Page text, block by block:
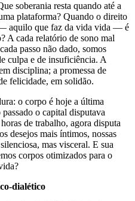
soberania resta quando até a
plataforma? Quando o direito
aquilo que faz da vida vida — é
A cada relatório de sono mal
passo não dado, somos
culpa e de insuficiência. A
disciplina; a promessa de
felicidade, em solidão.
o corpo é hoje a última
o capital disputava
de trabalho, agora disputa
desejos mais íntimos, nossas
mas visceral. E sua
corpos otimizados para o
dialético